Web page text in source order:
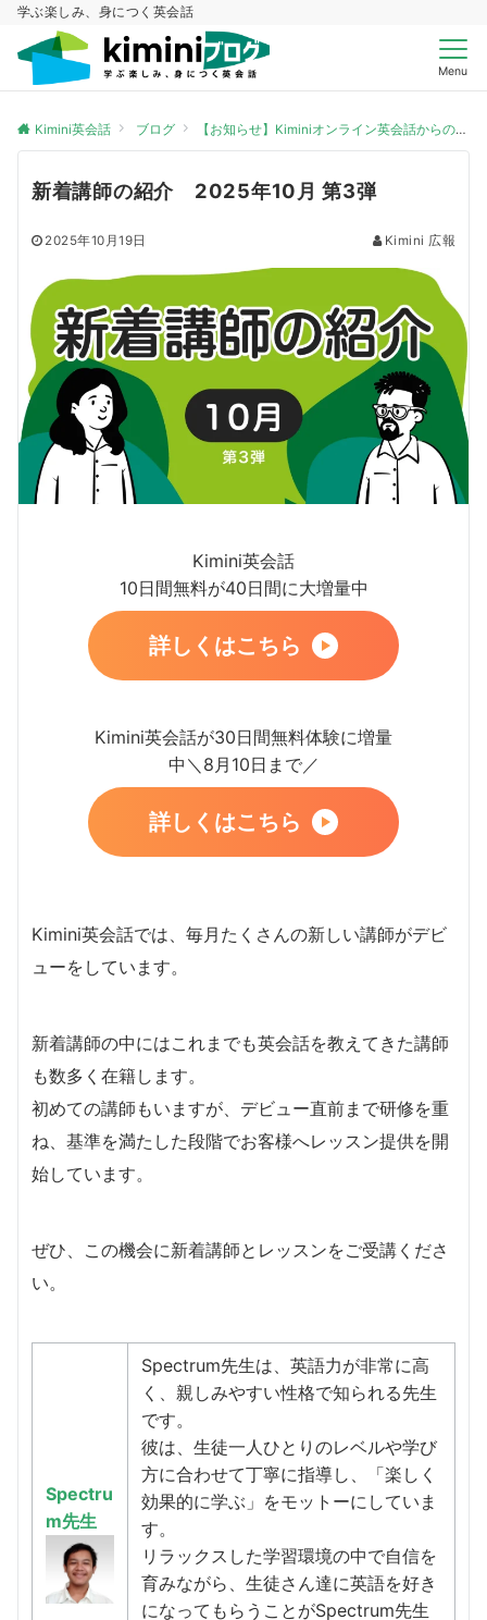
学ぶ楽しみ、身につく英会話
Menu
Kimini英会話 ブログ 【お知らせ】Kiminiオンライン英会話からのお知らせ
新着講師の紹介 2025年10月 第3弾
2025年10月19日 Kimini 広報
Kimini英会話
10日間無料が40日間に大増量中
詳しくはこちら
Kimini英会話が30日間無料体験に増量
中＼8月10日まで／
詳しくはこちら
Kimini英会話では、毎月たくさんの新しい講師がデビ
ューをしています。
新着講師の中にはこれまでも英会話を教えてきた講師
も数多く在籍します。
​初めての講師もいますが、デビュー直前まで研修を重
ね、基準を満たした段階でお客様へレッスン提供を開
始しています。
​ぜひ、この機会に新着講師とレッスンをご受講くださ
い。
Spectru
m先生
Spectrum先生は、英語力が非常に高
く、親しみやすい性格で知られる先生
です。
彼は、生徒一人ひとりのレベルや学び
方に合わせて丁寧に指導し、「楽しく
効果的に学ぶ」をモットーにしていま
す。
リラックスした学習環境の中で自信を
育みながら、生徒さん達に英語を好き
になってもらうことがSpectrum先生